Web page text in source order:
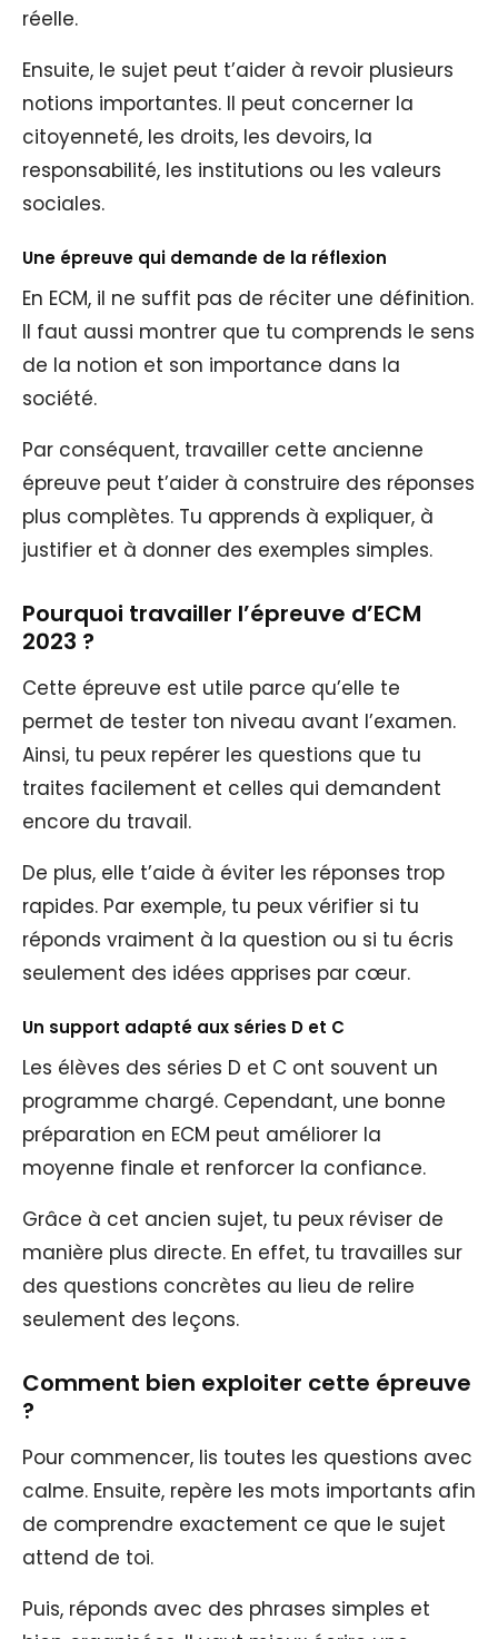
réelle.
Ensuite, le sujet peut t’aider à revoir plusieurs
notions importantes. Il peut concerner la
citoyenneté, les droits, les devoirs, la
responsabilité, les institutions ou les valeurs
sociales.
Une épreuve qui demande de la réflexion
En ECM, il ne suffit pas de réciter une définition.
Il faut aussi montrer que tu comprends le sens
de la notion et son importance dans la
société.
Par conséquent, travailler cette ancienne
épreuve peut t’aider à construire des réponses
plus complètes. Tu apprends à expliquer, à
justifier et à donner des exemples simples.
Pourquoi travailler l’épreuve d’ECM
2023 ?
Cette épreuve est utile parce qu’elle te
permet de tester ton niveau avant l’examen.
Ainsi, tu peux repérer les questions que tu
traites facilement et celles qui demandent
encore du travail.
De plus, elle t’aide à éviter les réponses trop
rapides. Par exemple, tu peux vérifier si tu
réponds vraiment à la question ou si tu écris
seulement des idées apprises par cœur.
Un support adapté aux séries D et C
Les élèves des séries D et C ont souvent un
programme chargé. Cependant, une bonne
préparation en ECM peut améliorer la
moyenne finale et renforcer la confiance.
Grâce à cet ancien sujet, tu peux réviser de
manière plus directe. En effet, tu travailles sur
des questions concrètes au lieu de relire
seulement des leçons.
Comment bien exploiter cette épreuve
?
Pour commencer, lis toutes les questions avec
calme. Ensuite, repère les mots importants afin
de comprendre exactement ce que le sujet
attend de toi.
Puis, réponds avec des phrases simples et